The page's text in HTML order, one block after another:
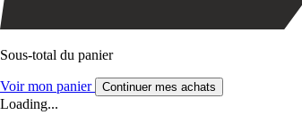
Sous-total du panier
Voir mon panier Continuer mes achats
Loading...